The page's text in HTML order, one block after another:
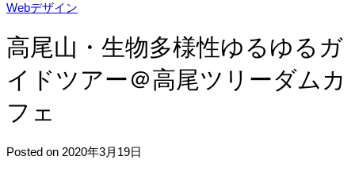
Webデザイン
高尾山・生物多様性ゆるゆるガ
イドツアー＠高尾ツリーダムカ
フェ
Posted on 2020年3月19日